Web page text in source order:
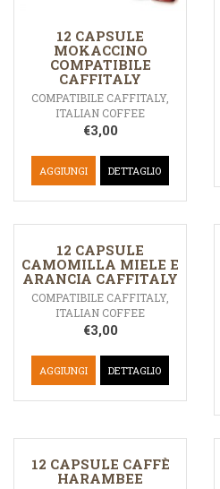
12 CAPSULE
MOKACCINO
COMPATIBILE
CAFFITALY
COMPATIBILE CAFFITALY,
ITALIAN COFFEE
€3,00
AGGIUNGI DETTAGLIO
12 CAPSULE
CAMOMILLA MIELE E
ARANCIA CAFFITALY
COMPATIBILE CAFFITALY,
ITALIAN COFFEE
€3,00
AGGIUNGI DETTAGLIO
12 CAPSULE CAFFÈ
HARAMBEE